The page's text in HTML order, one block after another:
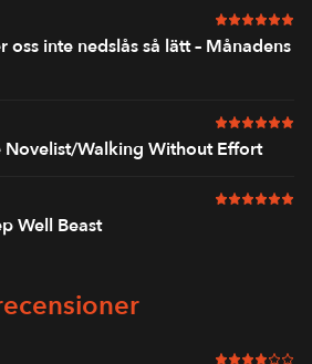
6 av 6 i
inte nedslås så lätt – Månadens
6 av 6 i
Novelist/Walking Without Effort
6 av 6 i
Well Beast